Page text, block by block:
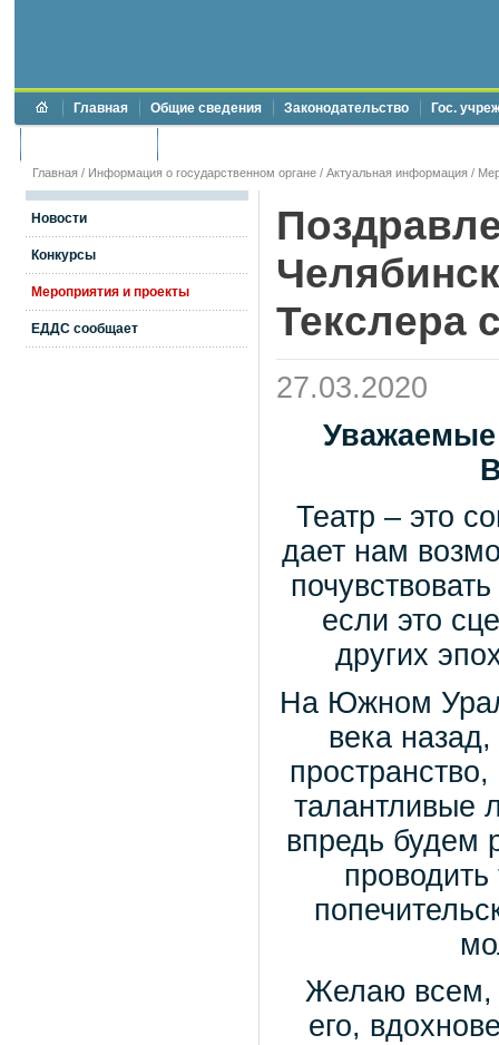
Главная Общие сведения Законодательство Гос.
Главная / Информация о государственном органе / Актуальная информация /
Новости
Конкурсы
Мероприятия и проекты
ЕДДС сообщает
Текслера
27.03.2020
Театр – это
дает нам
если это
других
На Южном
века
талантливые
впредь будем
Желаю всем,
его,